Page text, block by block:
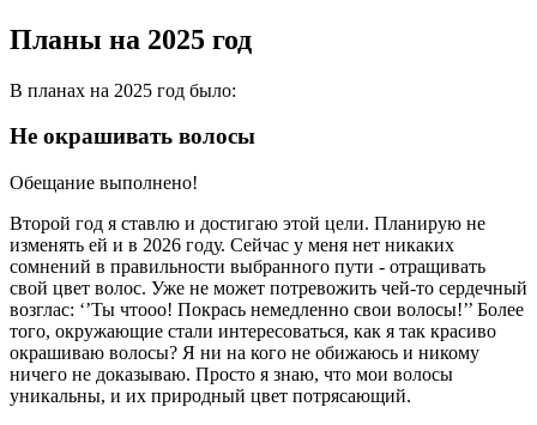
Планы на 2025 год
В планах на 2025 год было:
Не окрашивать волосы
Обещание выполнено!
Второй год я ставлю и достигаю этой цели. Планирую не
изменять ей и в 2026 году. Сейчас у меня нет никаких
сомнений в правильности выбранного пути - отращивать
свой цвет волос. Уже не может потревожить чей-то сердечный
возглас: ‘’Ты чтооо! Покрась немедленно свои волосы!’’ Более
того, окружающие стали интересоваться, как я так красиво
окрашиваю волосы? Я ни на кого не обижаюсь и никому
ничего не доказываю. Просто я знаю, что мои волосы
уникальны, и их природный цвет потрясающий.